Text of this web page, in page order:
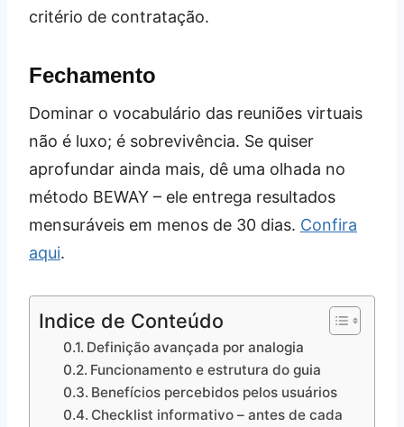
critério de contratação.
Fechamento
Dominar o vocabulário das reuniões virtuais
não é luxo; é sobrevivência. Se quiser
aprofundar ainda mais, dê uma olhada no
método BEWAY – ele entrega resultados
mensuráveis em menos de 30 dias. Confira
aqui.
Indice de Conteúdo
Definição avançada por analogia
Funcionamento e estrutura do guia
Benefícios percebidos pelos usuários
Checklist informativo – antes de cada